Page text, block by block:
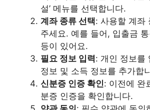
설’ 메뉴를 선택합니다.
계좌 종류 선택: 사용할 계좌
주세요. 예를 들어, 입출금
등이 있어요.
필요 정보 입력: 개인 정보를
정보 및 소득 정보를 추가합
신분증 인증 확인: 이전에 완
분증 인증을 확인합니다.